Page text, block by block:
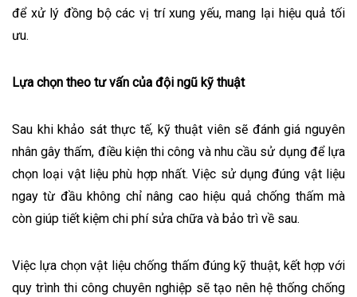
để xử lý đồng bộ các vị trí xung yếu, mang lại hiệu quả tối
ưu.
Lựa chọn theo tư vấn của đội ngũ kỹ thuật
Sau khi khảo sát thực tế, kỹ thuật viên sẽ đánh giá nguyên
nhân gây thấm, điều kiện thi công và nhu cầu sử dụng để lựa
chọn loại vật liệu phù hợp nhất. Việc sử dụng đúng vật liệu
ngay từ đầu không chỉ nâng cao hiệu quả chống thấm mà
còn giúp tiết kiệm chi phí sửa chữa và bảo trì về sau.
Việc lựa chọn vật liệu chống thấm đúng kỹ thuật, kết hợp với
quy trình thi công chuyên nghiệp sẽ tạo nên hệ thống chống